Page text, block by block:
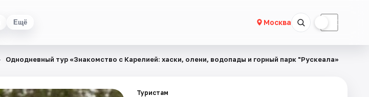
Ещё Москва ☾
Однодневный тур «Знакомство с Карелией: хаски, олени, водопады и горный парк "Рускеала»
Туристам